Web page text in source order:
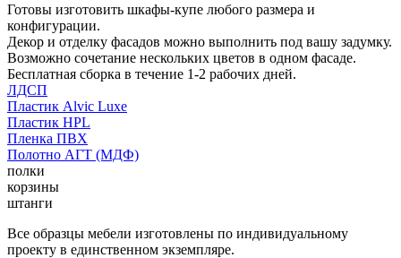
Готовы изготовить шкафы-купе любого размера и
конфигурации.
Декор и отделку фасадов можно выполнить под вашу задумку.
Возможно сочетание нескольких цветов в одном фасаде.
Бесплатная сборка в течение 1-2 рабочих дней.
ЛДСП
Пластик Alvic Luxe
Пластик HPL
Пленка ПВХ
Полотно АГТ (МДФ)
полки
корзины
штанги
Все образцы мебели изготовлены по индивидуальному
проекту в единственном экземпляре.